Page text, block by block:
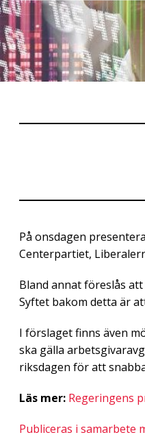
På onsdagen
Centerpartiet,
Bland annat föreslås
Syftet bakom detta är
I förslaget finns även
ska gälla
riksdagen för att
Läs mer: Regeringens
Publiceras i samarbete